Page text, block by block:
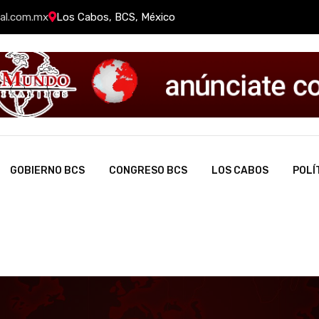
Los Cabos, BCS, México
GOBIERNO BCS CONGRESO BCS LOS CABOS